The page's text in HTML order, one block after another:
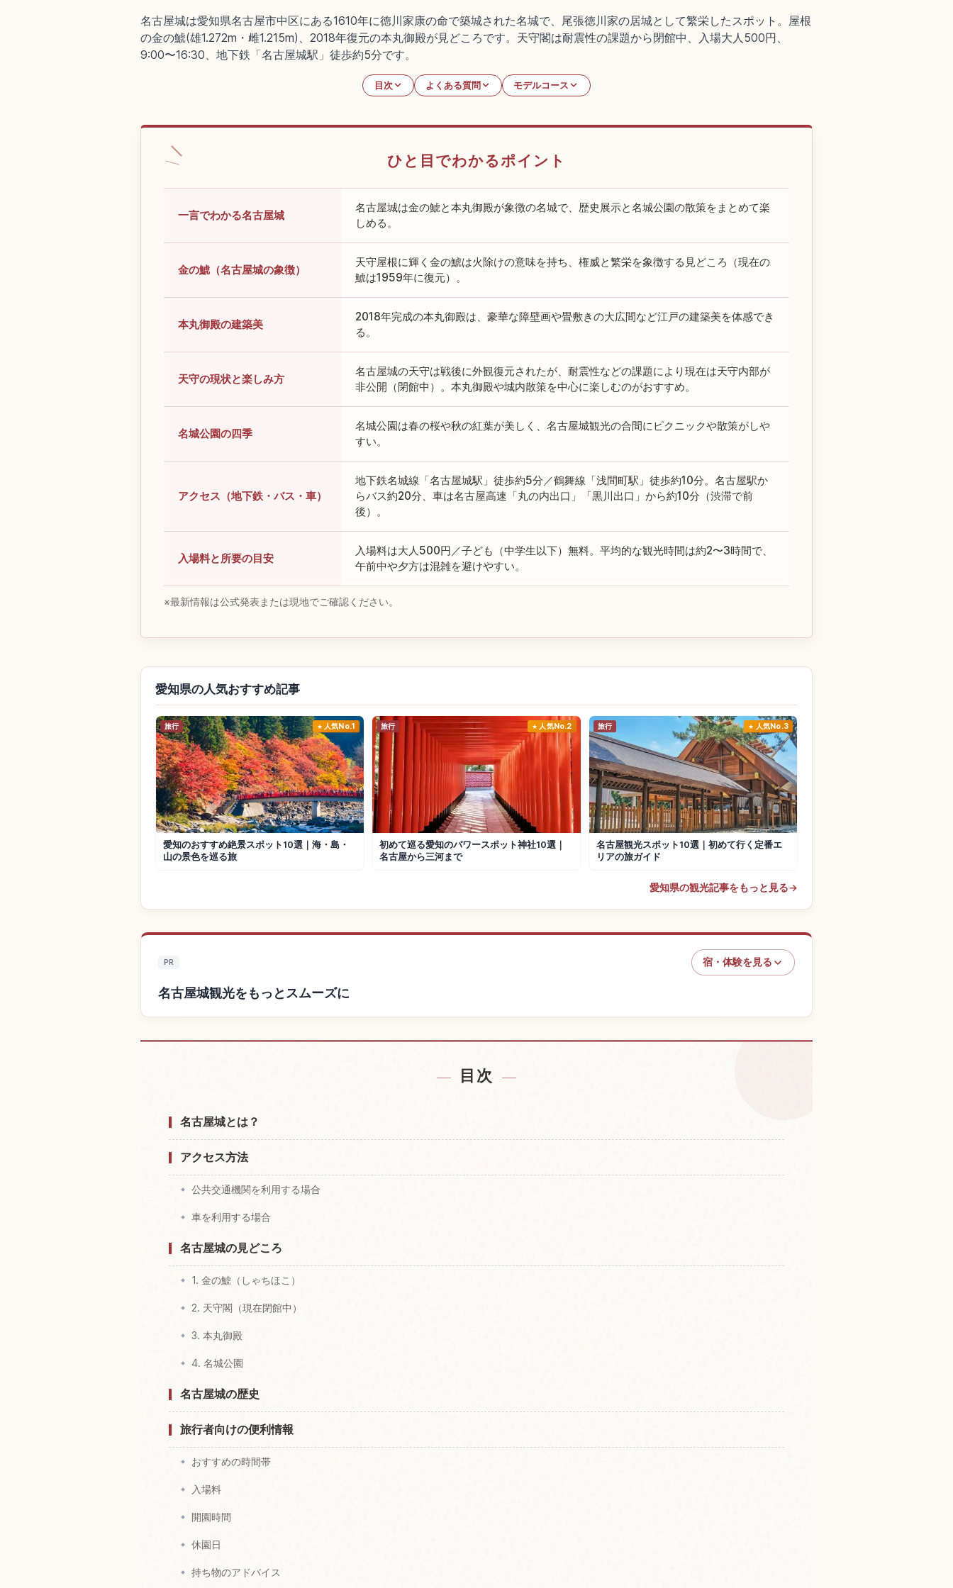
名古屋城は愛知県名古屋市中区にある1610年に徳川家康の命で築城された名城で、尾張徳川家の居城として繁栄したスポット。屋根
の金の鯱(雄1.272m・雌1.215m)、2018年復元の本丸御殿が見どころです。天守閣は耐震性の課題から閉館中、入場大人500円、
9:00〜16:30、地下鉄「名古屋城駅」徒歩約5分です。
目次 よくある質問 モデルコース
ひと目でわかるポイント
一言でわかる名古屋城
名古屋城は金の鯱と本丸御殿が象徴の名城で、歴史展示と名城公園の散策をまとめて楽
しめる。
金の鯱（名古屋城の象徴）
天守屋根に輝く金の鯱は火除けの意味を持ち、権威と繁栄を象徴する見どころ（現在の
鯱は1959年に復元）。
本丸御殿の建築美
2018年完成の本丸御殿は、豪華な障壁画や畳敷きの大広間など江戸の建築美を体感でき
る。
天守の現状と楽しみ方
名古屋城の天守は戦後に外観復元されたが、耐震性などの課題により現在は天守内部が
非公開（閉館中）。本丸御殿や城内散策を中心に楽しむのがおすすめ。
名城公園の四季
名城公園は春の桜や秋の紅葉が美しく、名古屋城観光の合間にピクニックや散策がしや
すい。
アクセス（地下鉄・バス・車）
地下鉄名城線「名古屋城駅」徒歩約5分／鶴舞線「浅間町駅」徒歩約10分。名古屋駅か
らバス約20分、車は名古屋高速「丸の内出口」「黒川出口」から約10分（渋滞で前
後）。
入場料と所要の目安
入場料は大人500円／子ども（中学生以下）無料。平均的な観光時間は約2〜3時間で、
午前中や夕方は混雑を避けやすい。
※最新情報は公式発表または現地でご確認ください。
愛知県の人気おすすめ記事
旅行 人気No.1
愛知のおすすめ絶景スポット10選｜海・島・
山の景色を巡る旅
旅行 人気No.2
初めて巡る愛知のパワースポット神社10選｜
名古屋から三河まで
旅行 人気No.3
名古屋観光スポット10選｜初めて行く定番エ
リアの旅ガイド
愛知県の観光記事をもっと見る→
PR 宿・体験を見る
名古屋城観光をもっとスムーズに
目次
名古屋城とは？
アクセス方法
公共交通機関を利用する場合
車を利用する場合
名古屋城の見どころ
1. 金の鯱（しゃちほこ）
2. 天守閣（現在閉館中）
3. 本丸御殿
4. 名城公園
名古屋城の歴史
旅行者向けの便利情報
おすすめの時間帯
入場料
開園時間
休園日
持ち物のアドバイス